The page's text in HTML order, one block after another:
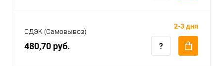
СДЭК (Самовывоз)
480,70 руб.
2-3 дня